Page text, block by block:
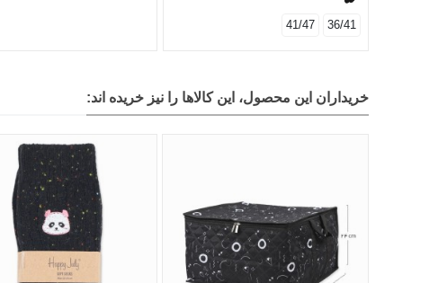
36/41
41/47
خریداران این محصول، این کالاها را نیز خریده اند: